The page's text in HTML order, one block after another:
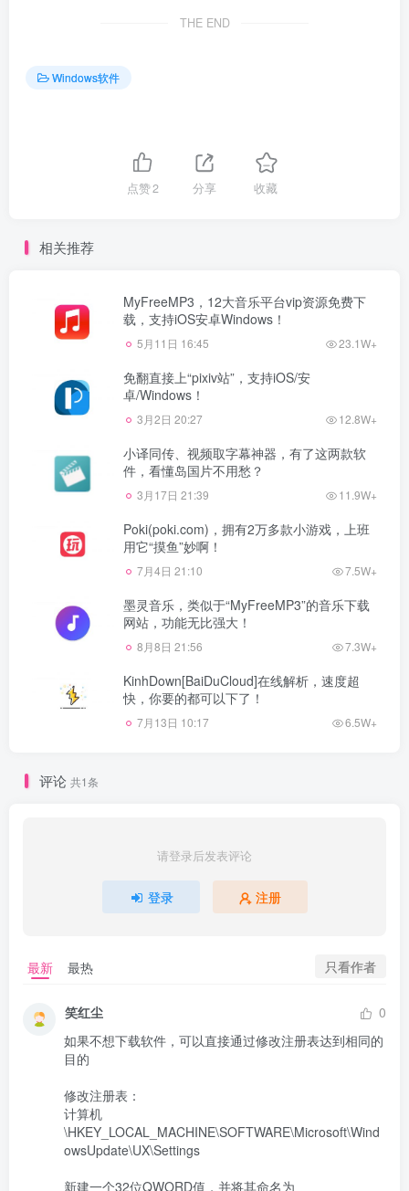
THE END
Windows软件
点赞2 分享 收藏
相关推荐
MyFreeMP3，12大音乐平台vip资源免费下
载，支持iOS安卓Windows！
5月11日 16:45 23.1W+
免翻直接上“pixiv站”，支持iOS/安
卓/Windows！
3月2日 20:27 12.8W+
小译同传、视频取字幕神器，有了这两款软
件，看懂岛国片不用愁？
3月17日 21:39 11.9W+
Poki(poki.com)，拥有2万多款小游戏，上班
用它“摸鱼”妙啊！
7月4日 21:10 7.5W+
墨灵音乐，类似于“MyFreeMP3”的音乐下载
网站，功能无比强大！
8月8日 21:56 7.3W+
KinhDown[BaiDuCloud]在线解析，速度超
快，你要的都可以下了！
7月13日 10:17 6.5W+
评论 共1条
请登录后发表评论
登录 注册
最新 最热 只看作者
笑红尘
0
如果不想下载软件，可以直接通过修改注册表达到相同的
目的
修改注册表：
计算机
\HKEY_LOCAL_MACHINE\SOFTWARE\Microsoft\Wind
owsUpdate\UX\Settings
新建一个32位QWORD值，并将其命名为